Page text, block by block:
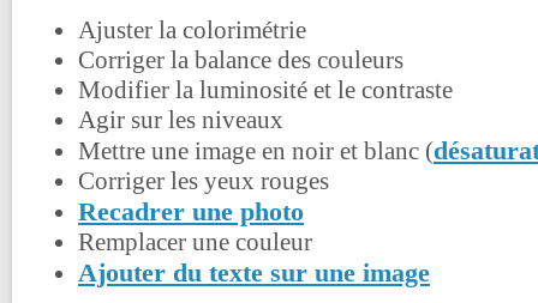
Ajuster la colorimétrie
Corriger la balance des couleurs
Modifier la luminosité et le contraste
Agir sur les niveaux
Mettre une image en noir et blanc (
Corriger les yeux rouges
Recadrer une photo
Remplacer une couleur
Ajouter du texte sur une image